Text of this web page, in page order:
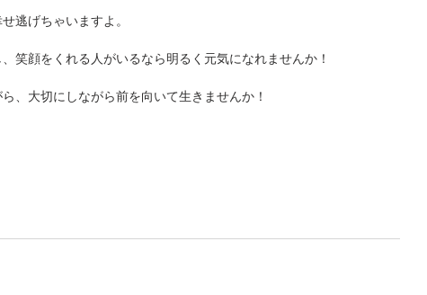
逃げちゃいますよ。
笑顔をくれる人がいるなら明るく元気になれませんか！
、大切にしながら前を向いて生きませんか！